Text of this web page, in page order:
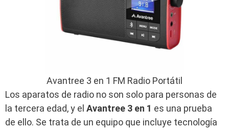
Avantree 3 en 1 FM Radio Portátil
Los aparatos de radio no son solo para personas de
la tercera edad, y el Avantree 3 en 1 es una prueba
de ello. Se trata de un equipo que incluye tecnología